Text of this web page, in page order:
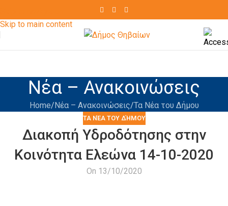
Skip to main content
Νέα – Ανακοινώσεις
Home Νέα – Ανακοινώσεις Τα Νέα του Δήμου
ΤΑ ΝΈΑ ΤΟΥ ΔΉΜΟΥ
Διακοπή Υδροδότησης στην
Κοινότητα Ελεώνα 14-10-2020
On 13/10/2020